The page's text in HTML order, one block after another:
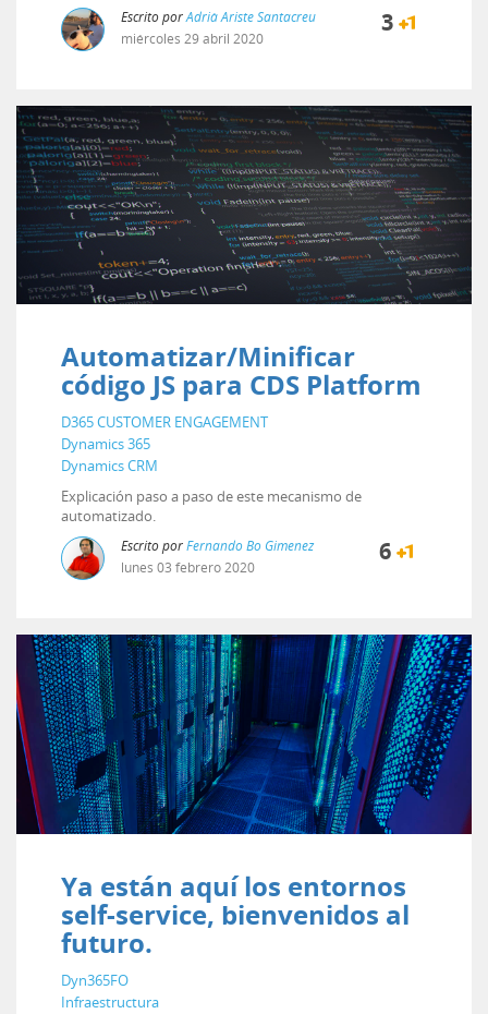
Escrito porAdrià Ariste Santacreu
miércoles 29abril 2020
3
Automatizar/Minificar
código JS para CDS Platform
D365 CUSTOMER ENGAGEMENT
Dynamics 365
Dynamics CRM
Explicación paso a paso de este mecanismo de
automatizado.
Escrito porFernando Bo Gimenez
lunes 03 febrero2020
6
Ya están aquí los entornos
self-service, bienvenidos al
futuro.
Dyn365FO
Infraestructura